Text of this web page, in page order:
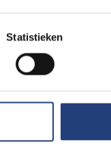
Statistieken